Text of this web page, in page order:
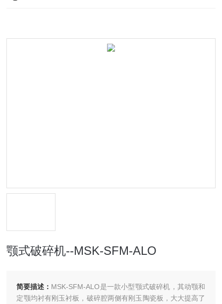
颚式破碎机--MSK-SFM-ALO
简要描述： MSK-SFM-ALO是一款小型颚式破碎机，其动颚和
定颚均衬有刚玉衬板，破碎腔两侧有刚玉陶瓷板，大大提高了